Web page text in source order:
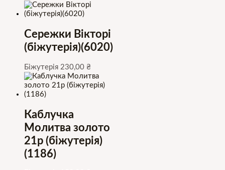
Сережки Вікторі
(біжутерія)(6020)
Біжутерія 230,00 ₴
Каблучка
Молитва золото
21р (біжутерія)
(1186)